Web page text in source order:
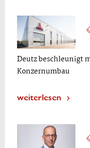
Deutz beschleunigt
Konzernumbau
weiterlesen